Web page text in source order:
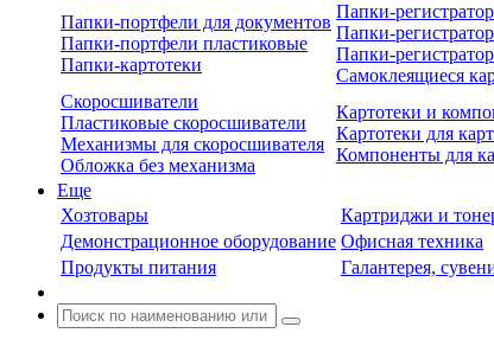
Папки-портфели для документов
Папки-портфели пластиковые
Папки-картотеки
Папки-
Папки-
Папки-
Самоклеящиеся
Скоросшиватели
Пластиковые скоросшиватели
Механизмы для скоросшивателя
Обложка без механизма
Картотеки и
Картотеки для
Компоненты для
Еще
Хозтовары
Картриджи и
Демонстрационное оборудование Офисная техника
Продукты питания
Галантерея,